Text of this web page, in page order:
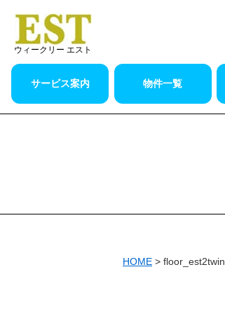
ウィークリー エスト
サービス案内 物件一覧
HOME > floor_est2twin